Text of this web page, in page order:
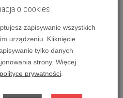
SC15 Prisma (Czarny)
w bezpłatnym systemie
lub specjalna oferta!
o cookies
zapisywanie wszystkich
urządzeniu. Kliknięcie
tylko danych
strony. Więcej
polityce prywatności